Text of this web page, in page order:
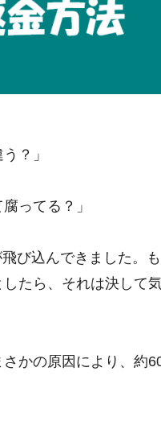
？」
ってる？」
び込んできました。
たら、それは決して
さかの原因により、約